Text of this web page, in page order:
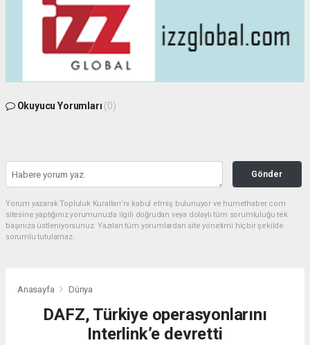
Okuyucu Yorumları (0)
Gönder
Yorum yazarak Topluluk Kuralları’nı kabul etmiş bulunuyor ve hurnethaber.com
sitesine yaptığınız yorumunuzla ilgili doğrudan veya dolaylı tüm sorumluluğu tek
başınıza üstleniyorsunuz. Yazılan tüm yorumlardan site yönetimi hiçbir şekilde
sorumlu tutulamaz.
Anasayfa Dünya
DAFZ, Türkiye operasyonlarını
Interlink’e devretti